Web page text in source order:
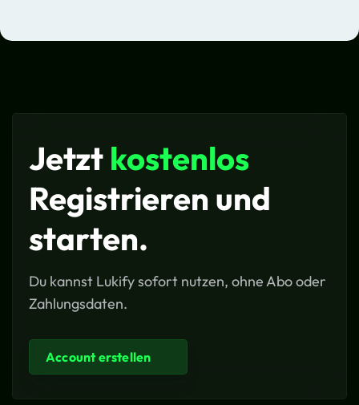
Jetzt kostenlos
Registrieren und
starten.
Du kannst Lukify sofort nutzen, ohne Abo oder
Zahlungsdaten.
Account erstellen